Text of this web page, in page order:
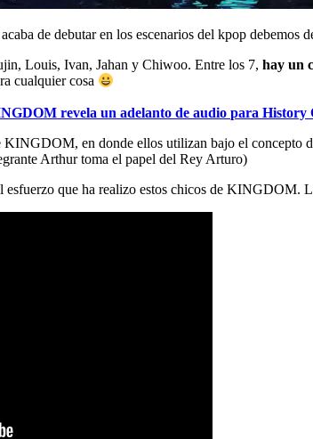
de debutar en los escenarios del kpop debemos
Louis, Ivan, Jahan y Chiwoo. Entre los 7, hay un
cualquier cosa
revela un adelanto de audio para
en donde ellos utilizan bajo el concepto
Arthur toma el papel del Rey Arturo)
esfuerzo que ha realizo estos chicos de KINGDOM.